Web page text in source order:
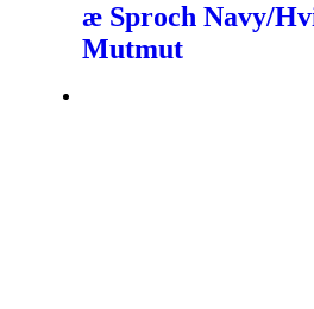
æ Sproch Navy/
Mutmut